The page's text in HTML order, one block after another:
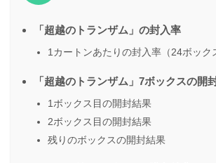
「超越のトランザム」の封入率
1カートンあたりの封入率（24ボック
「超越のトランザム」7ボックスの開
1ボックス目の開封結果
2ボックス目の開封結果
残りのボックスの開封結果